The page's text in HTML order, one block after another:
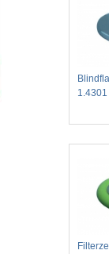
1.4301